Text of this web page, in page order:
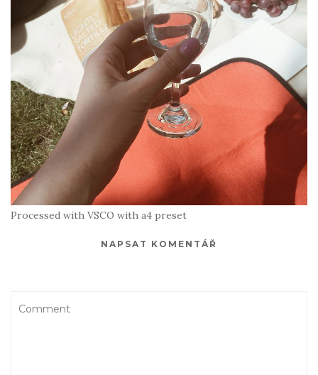
Processed with VSCO with a4 preset
NAPSAT KOMENTÁŘ